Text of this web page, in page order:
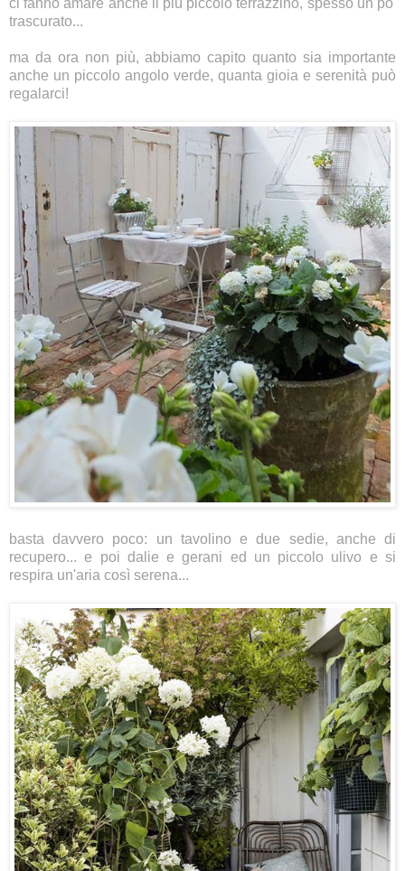
trascurato...
ma da ora non più, abbiamo capito quanto sia importante
anche un piccolo angolo verde, quanta gioia e serenità può
regalarci!
basta davvero poco: un tavolino e due sedie, anche di
recupero... e poi dalie e gerani ed un piccolo ulivo e si
respira un'aria così serena...